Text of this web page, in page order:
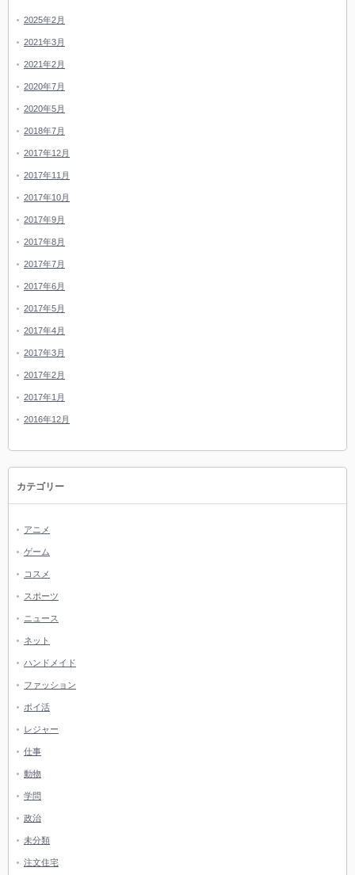
2025年2月
2021年3月
2021年2月
2020年7月
2020年5月
2018年7月
2017年12月
2017年11月
2017年10月
2017年9月
2017年8月
2017年7月
2017年6月
2017年5月
2017年4月
2017年3月
2017年2月
2017年1月
2016年12月
カテゴリー
アニメ
ゲーム
コスメ
スポーツ
ニュース
ネット
ハンドメイド
ファッション
ポイ活
レジャー
仕事
動物
学問
政治
未分類
注文住宅